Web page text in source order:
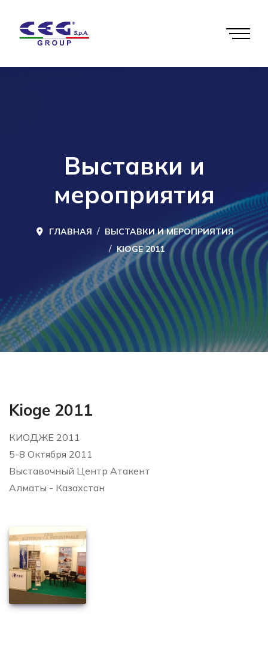
Выставки и
мероприятия
ГЛАВНАЯ
ВЫСТАВКИ И МЕРОПРИЯТИЯ
KIOGE 2011
Kioge 2011
КИОДЖЕ 2011
5-8 Октября 2011
Выставочный Центр Атакент
Алматы - Казахстан